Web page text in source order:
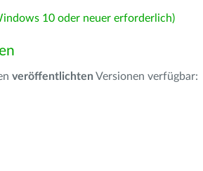
10 oder neuer erforderlich)
veröffentlichten Versionen verfügbar: